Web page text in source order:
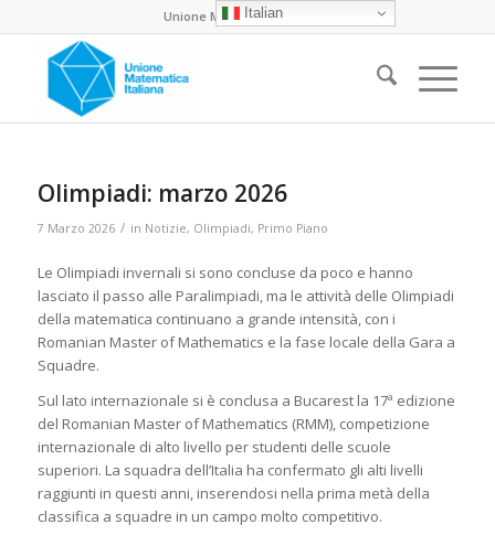
Unione Matematica Italiana
Olimpiadi: marzo 2026
7 Marzo 2026 / in Notizie, Olimpiadi, Primo Piano
Le Olimpiadi invernali si sono concluse da poco e hanno
lasciato il passo alle Paralimpiadi, ma le attività delle Olimpiadi
della matematica continuano a grande intensità, con i
Romanian Master of Mathematics e la fase locale della Gara a
Squadre.
Sul lato internazionale si è conclusa a Bucarest la 17ª edizione
del Romanian Master of Mathematics (RMM), competizione
internazionale di alto livello per studenti delle scuole
superiori. La squadra dell’Italia ha confermato gli alti livelli
raggiunti in questi anni, inserendosi nella prima metà della
classifica a squadre in un campo molto competitivo.
Italian